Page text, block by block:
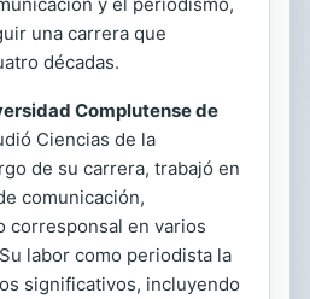
una carrera que
décadas.
Complutense de
Ciencias de la
de su carrera, trabajó en
comunicación,
corresponsal en varios
labor como periodista la
significativos, incluyendo